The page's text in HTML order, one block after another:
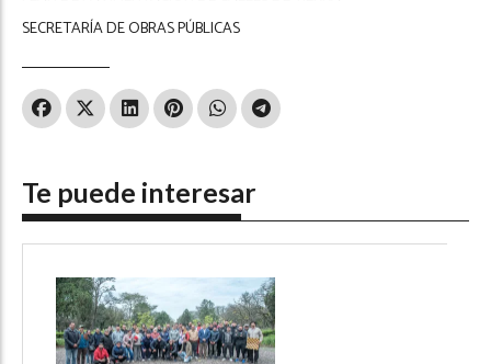
SECRETARÍA DE OBRAS PÚBLICAS
Te puede interesar